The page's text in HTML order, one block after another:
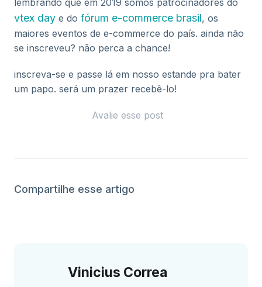
lembrando que em 2019 somos patrocinadores do
vtex day e do fórum e-commerce brasil, os
maiores eventos de e-commerce do país. ainda não
se inscreveu? não perca a chance!
inscreva-se e passe lá em nosso estande pra bater
um papo. será um prazer recebê-lo!
Avalie esse post
Compartilhe esse artigo
Vinicius Correa